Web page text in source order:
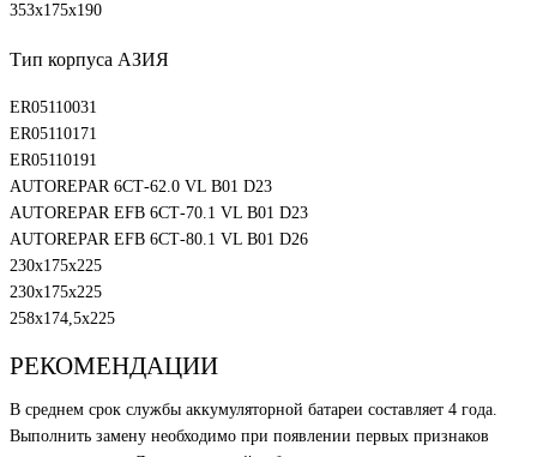
353х175х190
Тип корпуса АЗИЯ
ER05110031
ER05110171
ER05110191
AUTOREPAR 6СТ-62.0 VL В01 D23
AUTOREPAR EFB 6СТ-70.1 VL В01 D23
AUTOREPAR EFB 6СТ-80.1 VL В01 D26
230х175х225
230х175х225
258х174,5х225
РЕКОМЕНДАЦИИ
В среднем срок службы аккумуляторной батареи составляет 4 года.
Выполнить замену необходимо при появлении первых признаков